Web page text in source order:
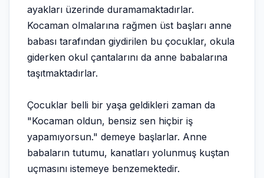
ayakları üzerinde duramamaktadırlar.
Kocaman olmalarına rağmen üst başları anne
babası tarafından giydirilen bu çocuklar, okula
giderken okul çantalarını da anne babalarına
taşıtmaktadırlar.
Çocuklar belli bir yaşa geldikleri zaman da
"Kocaman oldun, bensiz sen hiçbir iş
yapamıyorsun." demeye başlarlar. Anne
babaların tutumu, kanatları yolunmuş kuştan
uçmasını istemeye benzemektedir.